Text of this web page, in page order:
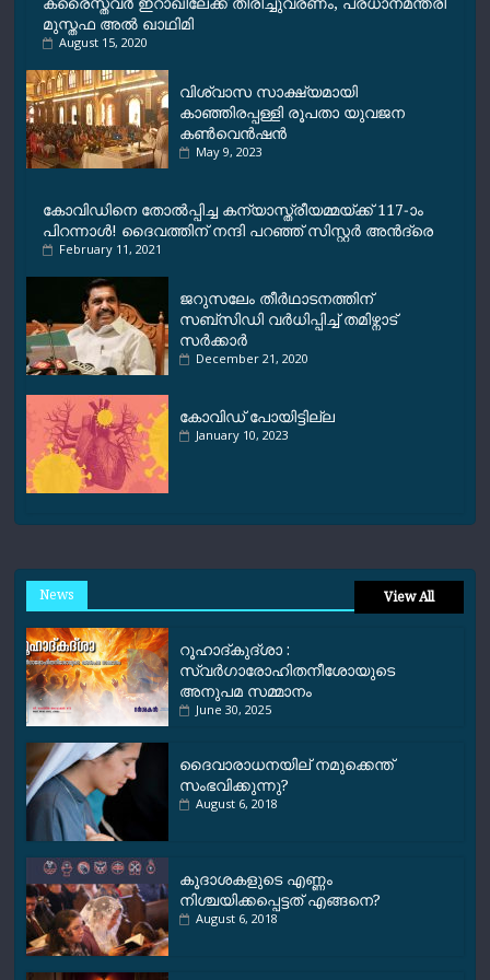
മുസ്തഫ അൽ ഖാഥിമി
August 15, 2020
വിശ്വാസ സാക്ഷ്യമായി
കാഞ്ഞിരപ്പള്ളി രൂപതാ യുവജന
കണ്‍വെന്‍ഷന്‍
May 9, 2023
കോവിഡിനെ തോൽപ്പിച്ച കന്യാസ്ത്രീയമ്മയ്ക്ക് 117-ാം
പിറന്നാൾ! ദൈവത്തിന് നന്ദി പറഞ്ഞ് സിസ്റ്റർ അൻദ്രെ
February 11, 2021
ജറുസലേം തീര്‍ഥാടനത്തിന്
സബ്സിഡി വർധിപ്പിച്ച് തമിഴ്നാട്
സർക്കാർ
December 21, 2020
കോവിഡ് പോയിട്ടില്ല
January 10, 2023
News View All
റൂഹാദ്‌കുദ്‌ശാ :
സ്വർഗാരോഹിതനീശോയുടെ
അനുപമ സമ്മാനം
June 30, 2025
ദൈവാരാധനയില് നമുക്കെന്ത്
സംഭവിക്കുന്നു?
August 6, 2018
കൂദാശകളുടെ എണ്ണം
നിശ്ചയിക്കപ്പെട്ടത് എങ്ങനെ?
August 6, 2018